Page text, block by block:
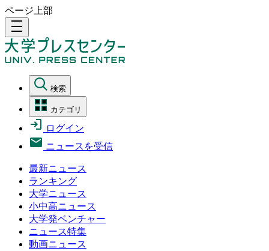
ページ上部
density_medium
検索
カテゴリ
ログイン
ニュースを受信
最新ニュース
ランキング
大学ニュース
小中高ニュース
大学発ベンチャー
ニュース特集
動画ニュース